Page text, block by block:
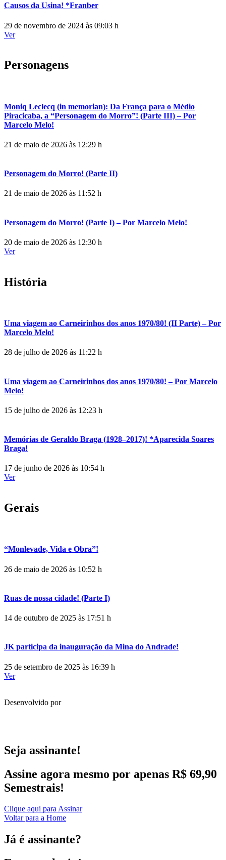
Causos da Usina! *Franber
29 de novembro de 2024 às 09:03 h
Ver
Personagens
Moniq Leclecq (in memorian): Da França para o Médio
Piracicaba, a “Personagem do Morro”! (Parte III) – Por
Marcelo Melo!
21 de maio de 2026 às 12:29 h
Personagem do Morro! (Parte II)
21 de maio de 2026 às 11:52 h
Personagem do Morro! (Parte I) – Por Marcelo Melo!
20 de maio de 2026 às 12:30 h
Ver
História
Uma viagem ao Carneirinhos dos anos 1970/80! (II Parte) – Por
Marcelo Melo!
28 de julho de 2026 às 11:22 h
Uma viagem ao Carneirinhos dos anos 1970/80! – Por Marcelo
Melo!
15 de julho de 2026 às 12:23 h
Memórias de Geraldo Braga (1928–2017)! *Aparecida Soares
Braga!
17 de junho de 2026 às 10:54 h
Ver
Gerais
“Monlevade, Vida e Obra”!
26 de maio de 2026 às 10:52 h
Ruas de nossa cidade! (Parte I)
14 de outubro de 2025 às 17:51 h
JK participa da inauguração da Mina do Andrade!
25 de setembro de 2025 às 16:39 h
Ver
Desenvolvido por
Seja assinante!
Assine agora mesmo por apenas R$ 69,90
Semestrais!
Clique aqui para Assinar
Voltar para a Home
Já é assinante?